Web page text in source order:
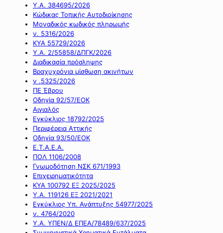
Υ.Α. 384695/2026
Κώδικας Τοπικής Αυτοδιοίκησης
Μοναδικός κωδικός πληρωμής
ν. 5316/2026
ΚΥΑ 55729/2026
Υ.Α. 2/55858/ΔΠΓΚ/2026
Διαδικασία πρόσληψης
Βραχυχρόνια μίσθωση ακινήτων
ν .5325/2026
ΠΕ Έβρου
Οδηγία 92/57/ΕΟΚ
Αιγιαλός
Εγκύκλιος 18792/2025
Περιφέρεια Αττικής
Οδηγία 93/50/ΕΟΚ
Ε.Τ.Α.Ε.Α.
ΠΟΛ 1106/2008
Γνωμοδότηση ΝΣΚ 671/1993
Επιχειρηματικότητα
ΚΥΑ 100792 ΕΞ 2025/2025
Υ.Α. 119126 ΕΞ 2021/2021
Εγκύκλιος Υπ. Ανάπτυξης 54977/2025
ν. 4764/2020
Υ.Α. ΥΠΕΝ/Δ ΕΠΕΑ/78489/637/2025